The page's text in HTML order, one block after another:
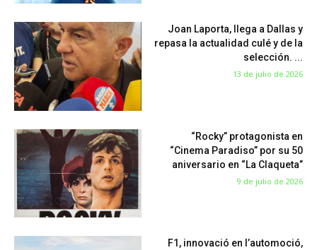
Joan Laporta, llega a Dallas y
repasa la actualidad culé y de la
selección. ...
13 de julio de 2026
“Rocky” protagonista en
“Cinema Paradiso” por su 50
aniversario en “La Claqueta”
9 de julio de 2026
F1, innovació en l’automoció,